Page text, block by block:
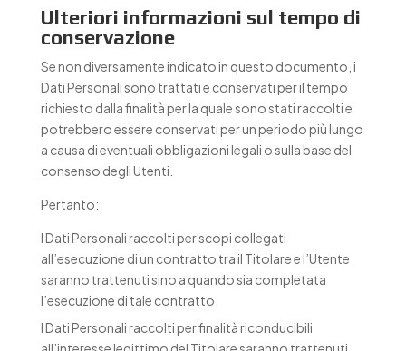
Ulteriori informazioni sul tempo di
conservazione
Se non diversamente indicato in questo documento, i
Dati Personali sono trattati e conservati per il tempo
richiesto dalla finalità per la quale sono stati raccolti e
potrebbero essere conservati per un periodo più lungo
a causa di eventuali obbligazioni legali o sulla base del
consenso degli Utenti.
Pertanto:
I Dati Personali raccolti per scopi collegati
all’esecuzione di un contratto tra il Titolare e l’Utente
saranno trattenuti sino a quando sia completata
l’esecuzione di tale contratto.
I Dati Personali raccolti per finalità riconducibili